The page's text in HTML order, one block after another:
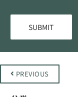
PREVIOUS